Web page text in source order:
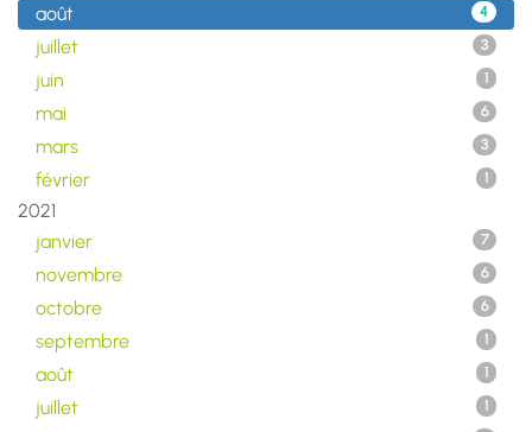
août 4
juillet 3
juin 1
mai 6
mars 3
février 1
2021
janvier
7
novembre 6
octobre 6
septembre 1
août 1
juillet 1